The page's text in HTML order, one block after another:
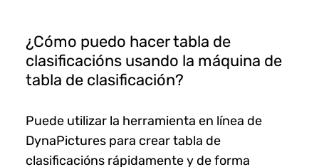
¿Cómo puedo hacer tabla de
clasificacións usando la máquina de
tabla de clasificación?
Puede utilizar la herramienta en línea de
DynaPictures para crear tabla de
clasificacións rápidamente y de forma